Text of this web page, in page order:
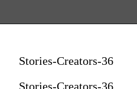
Stories-Creators-36
Stories-Creators-36